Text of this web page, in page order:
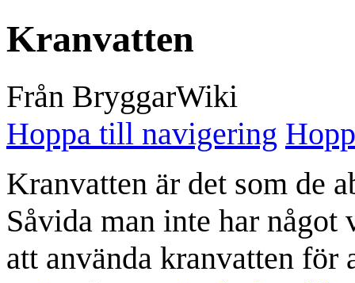
Kranvatten
Från BryggarWiki
Hoppa till navigering
Kranvatten är det som de
Såvida man inte har
att använda kranvatten